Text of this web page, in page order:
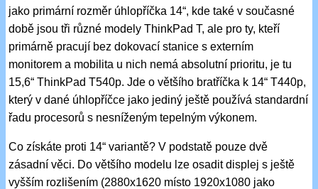
jako primární rozměr úhlopříčka 14“, kde také v současné
době jsou tři různé modely ThinkPad T, ale pro ty, kteří
primárně pracují bez dokovací stanice s externím
monitorem a mobilita u nich nemá absolutní prioritu, je tu
15,6“ ThinkPad T540p. Jde o většího bratříčka k 14“ T440p,
který v dané úhlopříčce jako jediný ještě používá standardní
řadu procesorů s nesníženým tepelným výkonem.
Co získáte proti 14“ variantě? V podstatě pouze dvě
zásadní věci. Do většího modelu lze osadit displej s ještě
vyšším rozlišením (2880x1620 místo 1920x1080 jako